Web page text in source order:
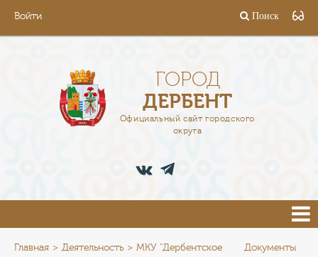
Войти Поиск
ГОРОД
ДЕРБЕНТ
Официальный сайт городского
округа
АДМИНИСТРАЦИЯ
ПРЕСС-ЦЕНТР
Главная Деятельность
МКУ "Дербентское
Документы